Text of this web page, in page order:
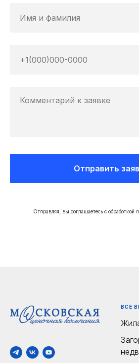
Отправить
Отправляя, вы соглашаетесь с обработкой
ВСЕ